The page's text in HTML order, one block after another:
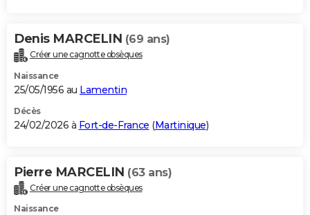
Denis MARCELIN (69 ans)
Créer une cagnotte obsèques
Naissance
25/05/1956 au Lamentin
Décès
24/02/2026 à Fort-de-France (Martinique)
Pierre MARCELIN (63 ans)
Créer une cagnotte obsèques
Naissance